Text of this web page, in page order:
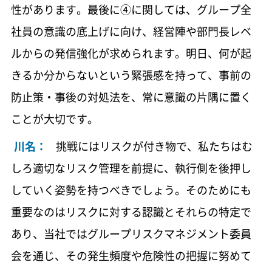
性があります。最後に④に関しては、グループ全
社員の意識の底上げに向け、経営陣や部門長レベ
ルからの発信強化が求められます。明日、何が起
きるか分からないという緊張感を持って、事前の
防止策・事後の対処法を、常に意識の片隅に置く
ことが大切です。
川名：
挑戦にはリスクが付き物で、私たちはむ
しろ適切なリスク管理を前提に、執行側を後押し
していく姿勢を持つべきでしょう。そのためにも
重要なのはリスクに対する認識とそれらの特定で
あり、当社ではグループリスクマネジメント委員
会を通じ、その発生頻度や危険性の把握に努めて